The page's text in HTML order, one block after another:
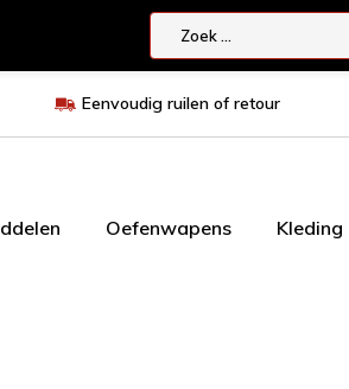
Eenvoudig ruilen of retour
Oefenwapens Kleding